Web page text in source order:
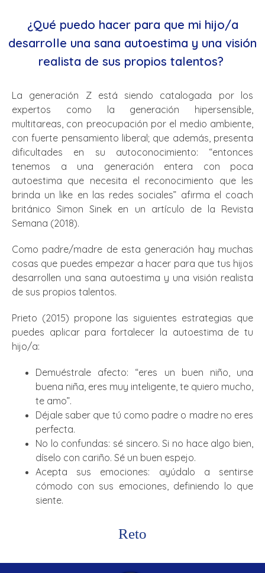
¿Qué puedo hacer para que mi hijo/a
desarrolle una sana autoestima y una visión
realista de sus propios talentos?
La generación Z está siendo catalogada por los
expertos como la generación hipersensible,
multitareas, con preocupación por el medio ambiente,
con fuerte pensamiento liberal; que además, presenta
dificultades en su autoconocimiento: “entonces
tenemos a una generación entera con poca
autoestima que necesita el reconocimiento que les
brinda un like en las redes sociales” afirma el coach
británico Simon Sinek en un artículo de la Revista
Semana (2018).
Como padre/madre de esta generación hay muchas
cosas que puedes empezar a hacer para que tus hijos
desarrollen una sana autoestima y una visión realista
de sus propios talentos.
Prieto (2015) propone las siguientes estrategias que
puedes aplicar para fortalecer la autoestima de tu
hijo/a:
Demuéstrale afecto: “eres un buen niño, una
buena niña, eres muy inteligente, te quiero mucho,
te amo”.
Déjale saber que tú como padre o madre no eres
perfecta.
No lo confundas: sé sincero. Si no hace algo bien,
díselo con cariño. Sé un buen espejo.
Acepta sus emociones: ayúdalo a sentirse
cómodo con sus emociones, definiendo lo que
siente.
Reto